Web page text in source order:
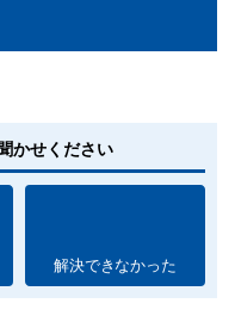
かせください
解決できなかった